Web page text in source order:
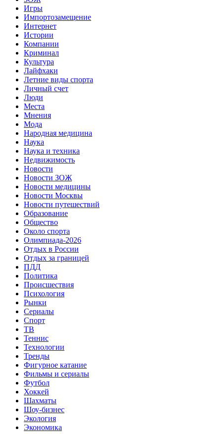
Игры
Импортозамещение
Интернет
Истории
Компании
Криминал
Культура
Лайфхаки
Летние виды спорта
Личный счет
Люди
Места
Мнения
Мода
Народная медицина
Наука
Наука и техника
Недвижимость
Новости
Новости ЗОЖ
Новости медицины
Новости Москвы
Новости путешествий
Образование
Общество
Около спорта
Олимпиада-2026
Отдых в России
Отдых за границей
ПДД
Политика
Происшествия
Психология
Рынки
Сериалы
Спорт
ТВ
Теннис
Технологии
Тренды
Фигурное катание
Фильмы и сериалы
Футбол
Хоккей
Шахматы
Шоу-бизнес
Экология
Экономика